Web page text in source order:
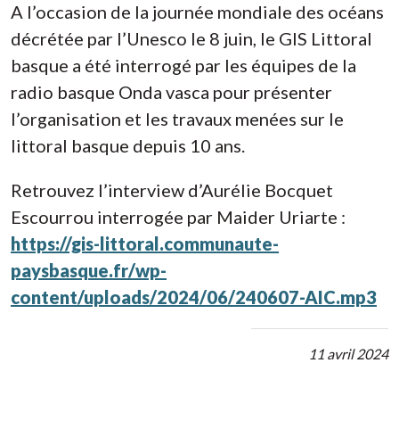
A l’occasion de la journée mondiale des océans
décrétée par l’Unesco le 8 juin, le GIS Littoral
basque a été interrogé par les équipes de la
radio basque Onda vasca pour présenter
l’organisation et les travaux menées sur le
littoral basque depuis 10 ans.
Retrouvez l’interview d’Aurélie Bocquet
Escourrou interrogée par Maider Uriarte :
https://gis-littoral.communaute-
paysbasque.fr/wp-
content/uploads/2024/06/240607-AIC.mp3
11 avril 2024